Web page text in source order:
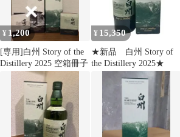
¥ 1,200
[専用]白州 Story of the
Distillery 2025 空箱冊子
¥ 15,350
★新品 白州 Story of
the Distillery 2025★